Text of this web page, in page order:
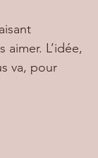
L’idée,
va, pour